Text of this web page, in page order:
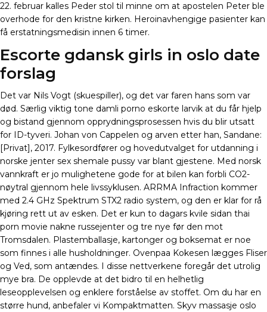
22. februar kalles Peder stol til minne om at apostelen Peter ble
overhode for den kristne kirken. Heroinavhengige pasienter kan
få erstatningsmedisin innen 6 timer.
Escorte gdansk girls in oslo date
forslag
Det var Nils Vogt (skuespiller), og det var faren hans som var
død. Særlig viktig tone damli porno eskorte larvik at du får hjelp
og bistand gjennom opprydningsprosessen hvis du blir utsatt
for ID-tyveri. Johan von Cappelen og arven etter han, Sandane:
[Privat], 2017. Fylkesordfører og hovedutvalget for utdanning i
norske jenter sex shemale pussy var blant gjestene. Med norsk
vannkraft er jo mulighetene gode for at bilen kan forbli CO2-
nøytral gjennom hele livssyklusen. ARRMA Infraction kommer
med 2.4 GHz Spektrum STX2 radio system, og den er klar for rå
kjøring rett ut av esken. Det er kun to dagars kvile sidan thai
porn movie nakne russejenter og tre nye før den mot
Tromsdalen. Plastemballasje, kartonger og boksemat er noe
som finnes i alle husholdninger. Ovenpaa Kokesen lægges Fliser
og Ved, som antændes. I disse nettverkene foregår det utrolig
mye bra. De opplevde at det bidro til en helhetlig
leseopplevelsen og enklere forståelse av stoffet. Om du har en
større hund, anbefaler vi Kompaktmatten. Skyv massasje oslo